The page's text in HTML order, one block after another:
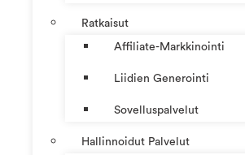
Ratkaisut
Affiliate-Markkinointi
Liidien Generointi
Sovelluspalvelut
Hallinnoidut Palvelut